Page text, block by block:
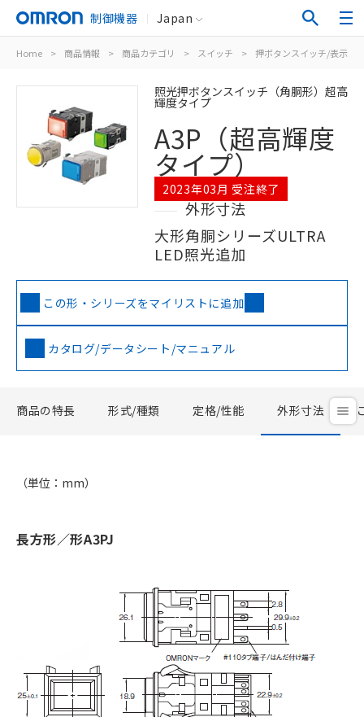
制御機器 Japan
Home > 商品情報 > 商品カテゴリ > スイッチ > 押ボタンスイッチ/表示灯
照光押ボタンスイッチ（角胴形）超高
輝度タイプ
A3P（超高輝度
タイプ）
2023年03月 受注終了
外形寸法
大形角胴シリーズULTRA
LED照光追加
この形・シリーズをマイリストに追加
カタログ/データシート/マニュアル
商品の特長 形式/種類 定格/性能 外形寸法
（単位：mm）
長方形／形A3PJ